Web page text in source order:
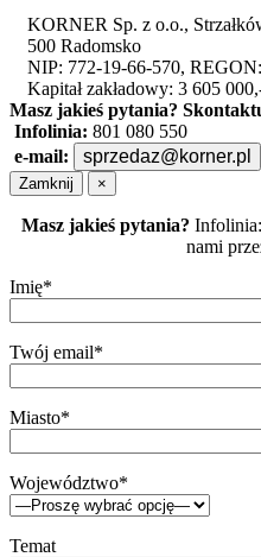
KORNER Sp. z o.o.,
500 Radomsko
NIP: 772-19-66-570,
Kapitał zakładowy: 3 605
Masz jakieś pytania?
Infolinia: 801 080 550
e-mail:
sprzedaz@korner.pl
Zamknij ×
Masz jakieś pytania?
nami
Imię*
Twój email*
Miasto*
Województwo*
Temat